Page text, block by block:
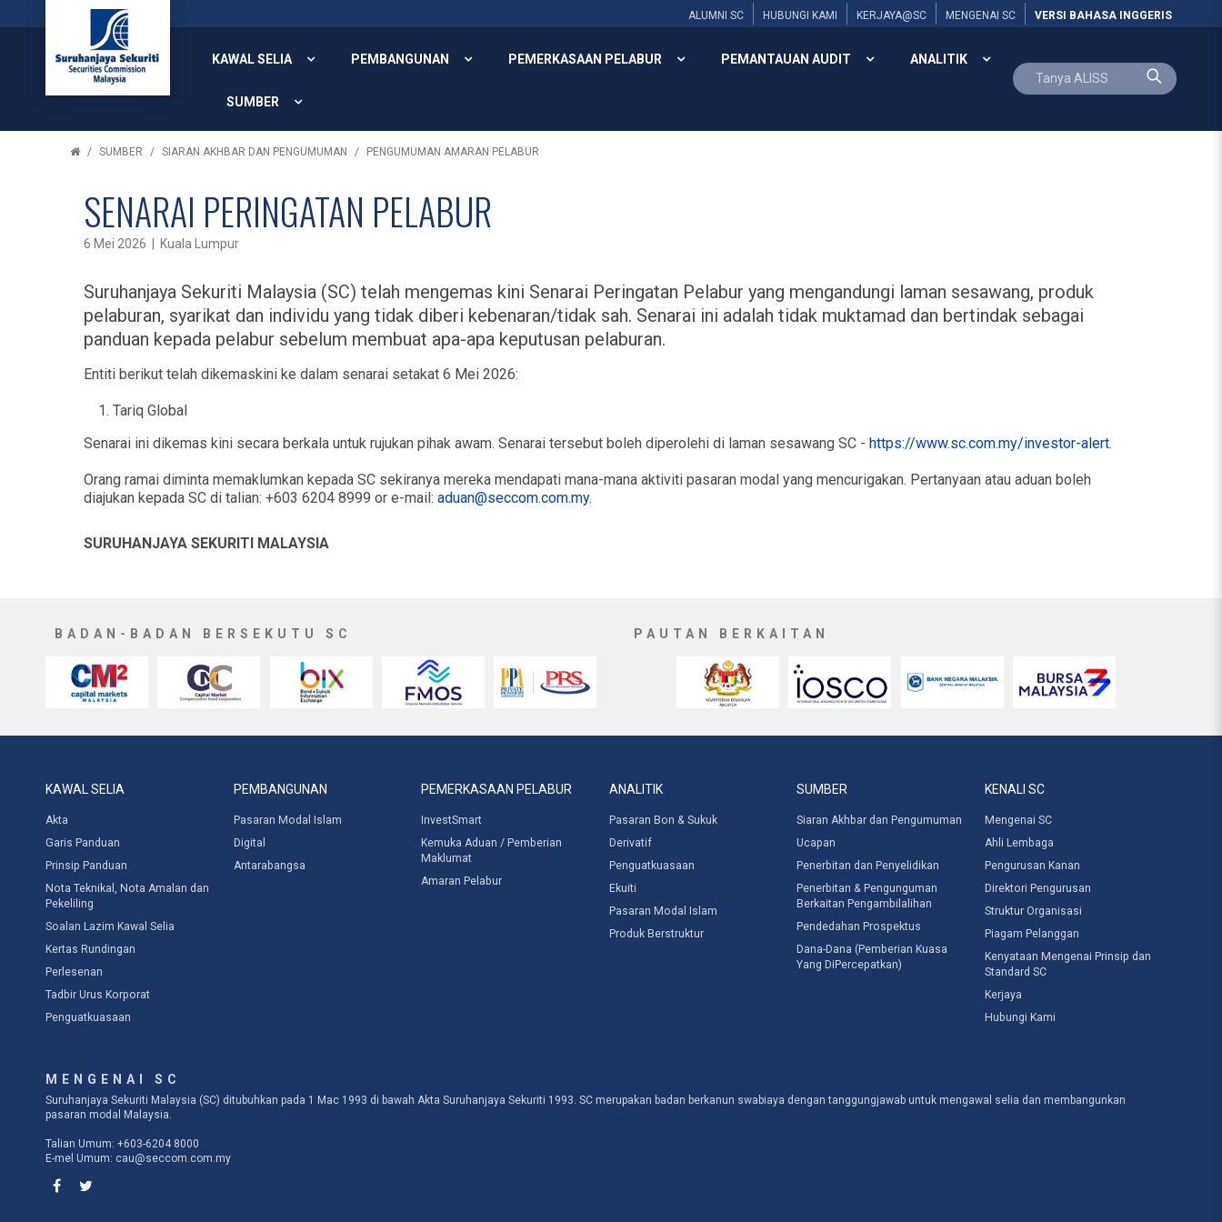
ALUMNI SC HUBUNGI KAMI KERJAYA@SC MENGENAI SC VERSI BAHASA INGGERIS
KAWAL SELIA PEMBANGUNAN PEMERKASAAN PELABUR PEMANTAUAN AUDIT ANALITIK
SUMBER
SUMBER SIARAN AKHBAR DAN PENGUMUMAN PENGUMUMAN AMARAN PELABUR
SENARAI PERINGATAN PELABUR
6 Mei 2026 | Kuala Lumpur
Suruhanjaya Sekuriti Malaysia (SC) telah mengemas kini Senarai Peringatan Pelabur yang mengandungi laman sesawang, produk
pelaburan, syarikat dan individu yang tidak diberi kebenaran/tidak sah. Senarai ini adalah tidak muktamad dan bertindak sebagai
panduan kepada pelabur sebelum membuat apa-apa keputusan pelaburan.
Entiti berikut telah dikemaskini ke dalam senarai setakat 6 Mei 2026:
Tariq Global
Senarai ini dikemas kini secara berkala untuk rujukan pihak awam. Senarai tersebut boleh diperolehi di laman sesawang SC - https://www.sc.com.my/investor-alert.
Orang ramai diminta memaklumkan kepada SC sekiranya mereka mendapati mana-mana aktiviti pasaran modal yang mencurigakan. Pertanyaan atau aduan boleh
diajukan kepada SC di talian: +603 6204 8999 or e-mail: aduan@seccom.com.my.
SURUHANJAYA SEKURITI MALAYSIA
BADAN-BADAN BERSEKUTU SC PAUTAN BERKAITAN
KAWAL SELIA
Akta
Garis Panduan
Prinsip Panduan
Nota Teknikal, Nota Amalan dan
Pekeliling
Soalan Lazim Kawal Selia
Kertas Rundingan
Perlesenan
Tadbir Urus Korporat
Penguatkuasaan
PEMBANGUNAN
Pasaran Modal Islam
Digital
Antarabangsa
PEMERKASAAN PELABUR
InvestSmart
Kemuka Aduan / Pemberian
Maklumat
Amaran Pelabur
ANALITIK
Pasaran Bon & Sukuk
Derivatif
Penguatkuasaan
Ekuiti
Pasaran Modal Islam
Produk Berstruktur
SUMBER
Siaran Akhbar dan Pengumuman
Ucapan
Penerbitan dan Penyelidikan
Penerbitan & Pengunguman
Berkaitan Pengambilalihan
Pendedahan Prospektus
Dana-Dana (Pemberian Kuasa
Yang DiPercepatkan)
KENALI SC
Mengenai SC
Ahli Lembaga
Pengurusan Kanan
Direktori Pengurusan
Struktur Organisasi
Piagam Pelanggan
Kenyataan Mengenai Prinsip dan
Standard SC
Kerjaya
Hubungi Kami
MENGENAI SC
Suruhanjaya Sekuriti Malaysia (SC) ditubuhkan pada 1 Mac 1993 di bawah Akta Suruhanjaya Sekuriti 1993. SC merupakan badan berkanun swabiaya dengan tanggungjawab untuk mengawal selia dan membangunkan
pasaran modal Malaysia.
Talian Umum: +603-6204 8000
E-mel Umum: cau@seccom.com.my